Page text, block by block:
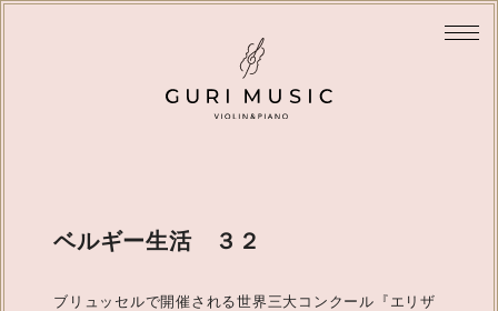
ベルギー生活 ３２
ブリュッセルで開催される世界三大コンクール『エリザ